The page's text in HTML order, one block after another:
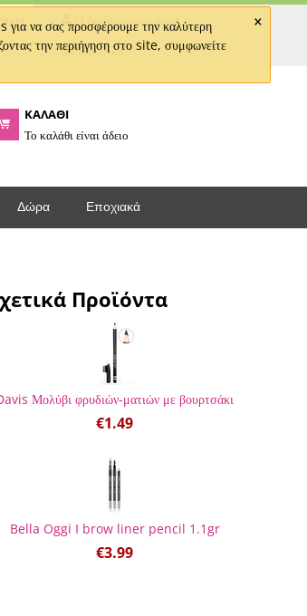
×
να σας προσφέρουμε την καλύτερη
την περιήγηση στο site, συμφωνείτε
Ο Λογαριασμός μου
Ελληνικά
ΚΑΛΑΘΙ
Το καλάθι είναι άδειο
Δώρα Εποχιακά
Προϊόντα
Μολύβι φρυδιών-ματιών με βουρτσάκι
€1.49
Bella Oggi I brow liner pencil 1.1gr
€3.99